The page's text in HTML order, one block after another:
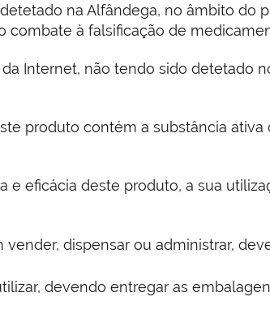
na Alfândega, no âmbito do
combate à falsificação de
Internet, não tendo sido detetado
produto contém a substância
eficácia deste produto, a sua
dispensar ou administrar,
devendo entregar as